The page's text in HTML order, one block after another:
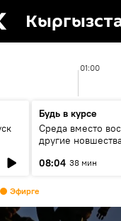
01:00
Будь в курсе
Среда вместо
другие
08:04 38 мин
Эфирге